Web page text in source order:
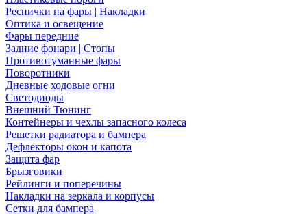
Реснички на фары | Накладки
Оптика и освещение
Фары передние
Задние фонари | Стопы
Противотуманные фары
Поворотники
Дневные ходовые огни
Светодиоды
Внешний Тюнинг
Контейнеры и чехлы запасного колеса
Решетки радиатора и бампера
Дефлекторы окон и капота
Защита фар
Брызговики
Рейлинги и поперечины
Накладки на зеркала и корпусы
Сетки для бампера